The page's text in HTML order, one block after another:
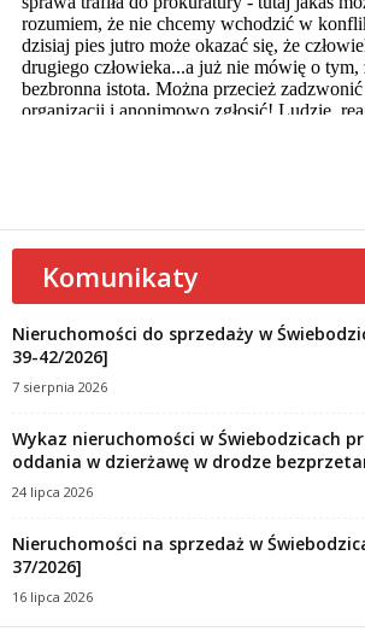
Komunikaty
Nieruchomości do sprzedaży w
39-42/2026]
7 sierpnia 2026
Wykaz nieruchomości w Świebodzicach
oddania w dzierżawę w drodze
24 lipca 2026
Nieruchomości na sprzedaż w
37/2026]
16 lipca 2026